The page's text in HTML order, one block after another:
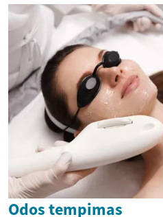
Odos tempimas